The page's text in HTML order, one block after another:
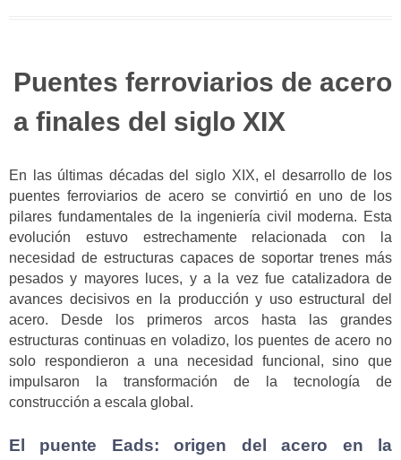
Puentes ferroviarios de acero
a finales del siglo XIX
En las últimas décadas del siglo XIX, el desarrollo de los
puentes ferroviarios de acero se convirtió en uno de los
pilares fundamentales de la ingeniería civil moderna. Esta
evolución estuvo estrechamente relacionada con la
necesidad de estructuras capaces de soportar trenes más
pesados y mayores luces, y a la vez fue catalizadora de
avances decisivos en la producción y uso estructural del
acero. Desde los primeros arcos hasta las grandes
estructuras continuas en voladizo, los puentes de acero no
solo respondieron a una necesidad funcional, sino que
impulsaron la transformación de la tecnología de
construcción a escala global.
El puente Eads: origen del acero en la